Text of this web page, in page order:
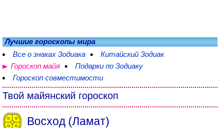
Лучшие гороскопы мира
Все о знаках Зодиака
Китайский Зодиак
Гороскоп майя
Подарки по Зодиаку
Гороскоп совместимости
Твой майянский гороскоп
Восход (Ламат)